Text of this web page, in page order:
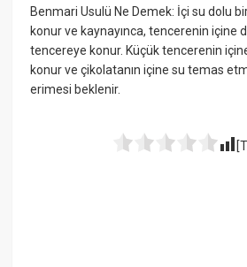
Benmari Usulü Ne Demek: İçi su dolu
konur ve kaynayınca, tencerenin içine
tencereye konur. Küçük tencerenin
konur ve çikolatanın içine su temas
erimesi beklenir.